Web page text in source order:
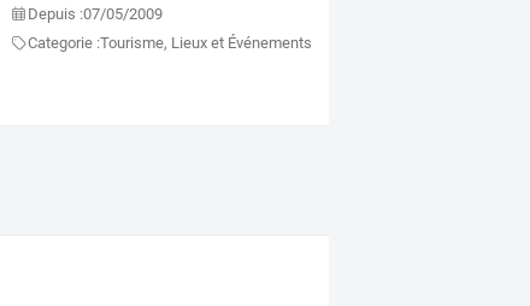
Depuis :07/05/2009
Categorie :Tourisme, Lieux et Événements